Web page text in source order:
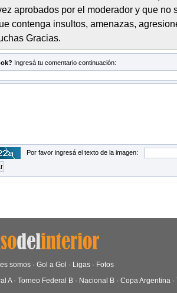
aprobados por el moderador y que no
contenga insultos, amenazas,
Gracias.
Ingresá tu comentario continuación:
Por favor ingresá el texto de la imagen:
somos · Gol a Gol · Ligas · Fotos
A· Torneo Federal B · Nacional B · Copa Argentina ·